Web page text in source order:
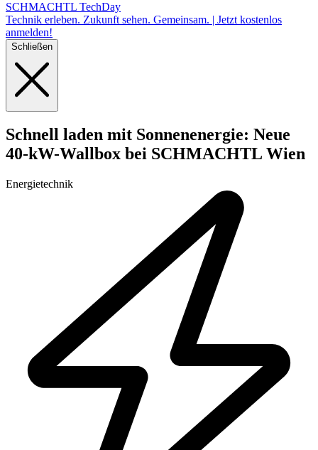
SCHMACHTL TechDay
Technik erleben. Zukunft sehen. Gemeinsam. | Jetzt kostenlos
anmelden!
Schließen
Schnell laden mit Sonnenenergie: Neue
40-kW-Wallbox bei SCHMACHTL Wien
Energietechnik